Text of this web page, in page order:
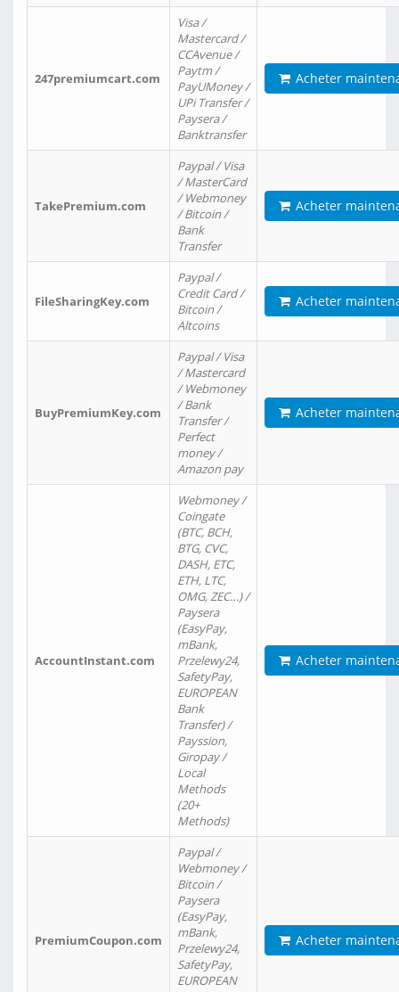
247premiumcart.com
Visa /
Mastercard /
CCAvenue /
Paytm /
PayUMoney /
UPi Transfer /
Paysera /
Banktransfer
Acheter
TakePremium.com
Paypal / Visa
/ MasterCard
/ Webmoney
/ Bitcoin /
Bank
Transfer
Acheter
FileSharingKey.com
Paypal /
Credit Card /
Bitcoin /
Altcoins
Acheter
BuyPremiumKey.com
Paypal / Visa
/ Mastercard
/ Webmoney
/ Bank
Transfer /
Perfect
money /
Amazon pay
Acheter
AccountInstant.com
Webmoney /
Coingate
(BTC, BCH,
BTG, CVC,
DASH, ETC,
ETH, LTC,
OMG, ZEC…) /
Paysera
(EasyPay,
mBank,
Przelewy24,
SafetyPay,
EUROPEAN
Bank
Transfer) /
Payssion,
Giropay /
Local
Methods
(20+
Methods)
Acheter
PremiumCoupon.com
Paypal /
Webmoney /
Bitcoin /
Paysera
(EasyPay,
mBank,
Przelewy24,
SafetyPay,
EUROPEAN
Acheter